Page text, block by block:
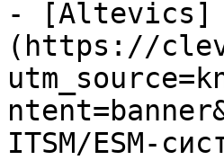
- [Altevics]
(https://
ITSM/ESM-